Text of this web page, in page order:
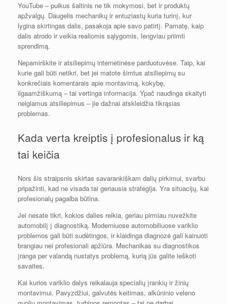
YouTube – puikus šaltinis ne tik mokymosi, bet ir produktų
apžvalgų. Daugelis mechanikų ir entuziastų kuria turinį, kur
lygina skirtingas dalis, pasakoja apie savo patirtį. Pamatę, kaip
dalis atrodo ir veikia realiomis sąlygomis, lengviau priimti
sprendimą.
Nepamirškite ir atsiliepimų internetinėse parduotuvėse. Taip, kai
kurie gali būti netikri, bet jei matote šimtus atsiliepimų su
konkrečiais komentarais apie montavimą, kokybę,
ilgaamžiškumą – tai vertinga informacija. Ypač naudinga skaityti
neigiamus atsiliepimus – jie dažnai atskleidžia tikrąsias
problemas.
Kada verta kreiptis į profesionalus ir ką
tai keičia
Nors šis straipsnis skirtas savarankiškam dalių pirkimui, svarbu
pripažinti, kad ne visada tai geriausia strategija. Yra situacijų, kai
profesionalų pagalba būtina.
Jei nesate tikri, kokios dalies reikia, geriau pirmiau nuvežkite
automobilį į diagnostiką. Moderniuose automobiliuose variklio
problemos gali būti sudėtingos, ir klaidinga diagnozė gali kainuoti
brangiau nei profesionali apžiūra. Mechanikas su diagnostikos
įranga per valandą nustatys problemą, kurią jūs galite ieškoti
savaites.
Kai kurios variklio dalys reikalauja specialių įrankių ir žinių
montavimui. Pavyzdžiui, galvutės keitimas, alkūninio veleno